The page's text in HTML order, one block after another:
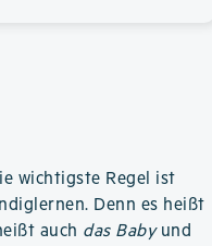
wichtigste Regel ist
Denn es heißt
auch das Babyund